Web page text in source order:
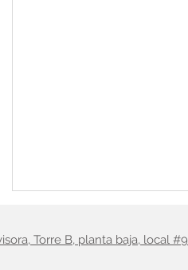
Torre B, planta baja, local #9